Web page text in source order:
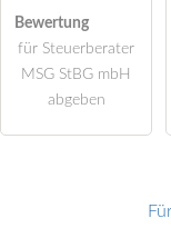
öffentliche
Hinweis:Bitte
Bewertung
für Steuerberater
MSG StBG mbH
abgeben